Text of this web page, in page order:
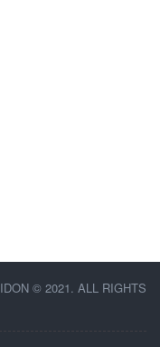
© 2021. ALL RIGHTS